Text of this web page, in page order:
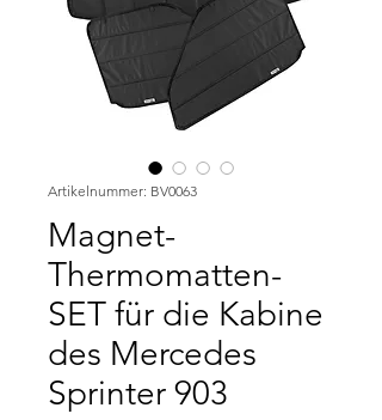
Artikelnummer: BV0063
Magnet-
Thermomatten-
SET für die Kabine
des Mercedes
Sprinter 903